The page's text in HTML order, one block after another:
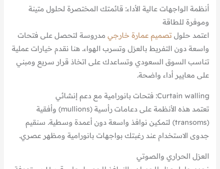
أنظمة الواجهات عالية الأداء: قائمتك المختصرة لحلول متينة
وموفرة للطاقة
اعتمد حلولتصميم عمارة خارجي مدروسة لتحصل على فتحات
واسعة دون التفريط بالعزل وتسرب الهواء. هنا نقدم خيارات عملية
تناسب السوق السعودي وتساعدك على اتخاذ قرار سريع ومبني
على معايير أداء واضحة.
Curtain walling: فتحات بانورامية مع دعم إنشائي
تعتمد هذه الأنظمة على دعامات رأسية (mullions) وأفقية
(transoms) لتمكين نوافذ واسعة دون أعمدة وسطية. سنقيم
جدوى الاستخدام عند رغبتك بواجهات بانورامية ومظهر عصري.
العزل الحراري والصوتي